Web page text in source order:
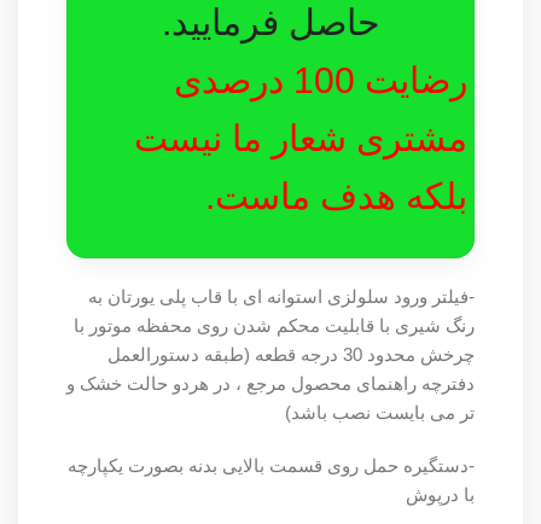
حاصل فرمایید.
رضایت 100 درصدی
مشتری شعار ما نیست
بلکه هدف ماست.
-فیلتر ورود سلولزی استوانه ای با قاب پلی یورتان به
رنگ شیری با قابلیت محکم شدن روی محفظه موتور با
چرخش محدود 30 درجه قطعه (طبقه دستورالعمل
دفترچه راهنمای محصول مرجع ، در هردو حالت خشک و
تر می بایست نصب باشد)
-دستگیره حمل روی قسمت بالایی بدنه بصورت یکپارچه
با درپوش